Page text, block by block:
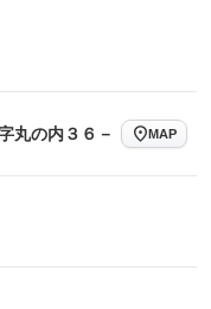
丸の内３６－
MAP